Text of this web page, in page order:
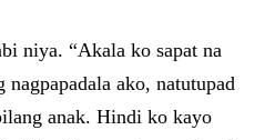
niya. “Akala ko sapat na
ako, natutupad
anak. Hindi ko kayo